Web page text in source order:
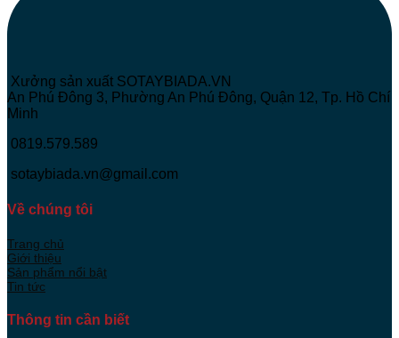
Xưởng sản xuất SOTAYBIADA.VN
An Phú Đông 3, Phường An Phú Đông, Quận 12, Tp. Hồ Chí
Minh
0819.579.589
sotaybiada.vn@gmail.com
Về chúng tôi
Trang chủ
Giới thiệu
Sản phẩm nổi bật
Tin tức
Thông tin cần biết